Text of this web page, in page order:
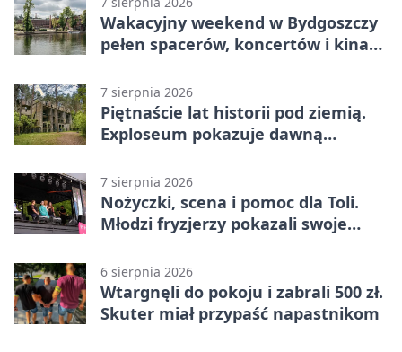
Wakacyjny weekend w Bydgoszczy
pełen spacerów, koncertów i kina
7 sierpnia 2026
Piętnaście lat historii pod ziemią.
Exploseum pokazuje dawną
7 sierpnia 2026
Nożyczki, scena i pomoc dla Toli.
Młodzi fryzjerzy pokazali swoje
6 sierpnia 2026
Wtargnęli do pokoju i zabrali 500 zł.
Skuter miał przypaść napastnikom